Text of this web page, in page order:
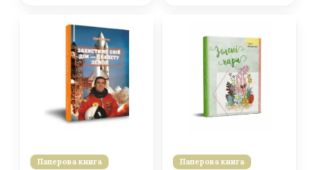
Паперова книга Паперова книга